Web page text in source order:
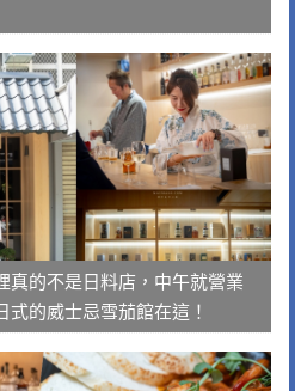
真的不是日料店，中午就營業
的威士忌雪茄館在這！